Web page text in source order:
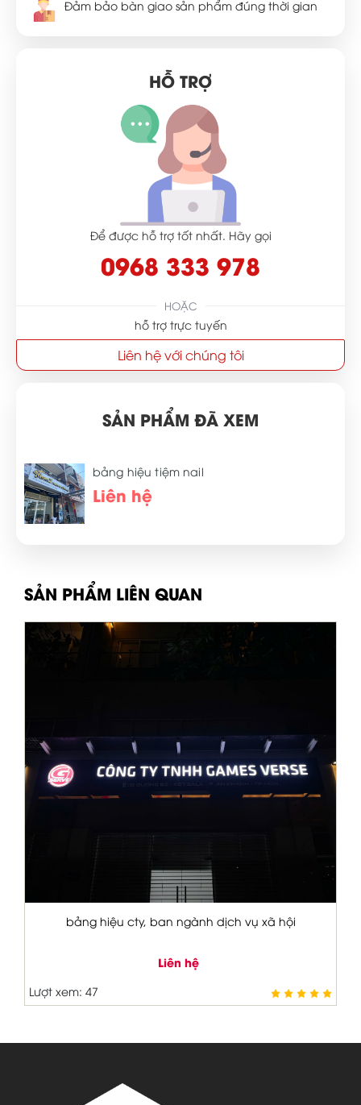
Đảm bảo bàn giao sản phẩm đúng thời gian
HỖ TRỢ
Để được hỗ trợ tốt nhất. Hãy gọi
0968 333 978
HOẶC
hỗ trợ trực tuyến
Liên hệ với chúng tôi
SẢN PHẨM ĐÃ XEM
bảng hiệu tiệm nail
Liên hệ
SẢN PHẨM LIÊN QUAN
bảng hiệu cửa hàng ăn uống
Liên hệ
Lượt xem: 27